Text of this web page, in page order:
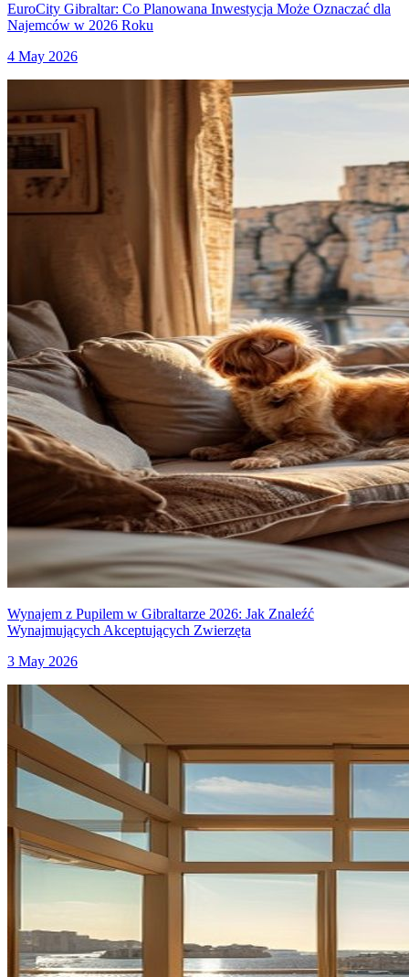
EuroCity Gibraltar: Co Planowana Inwestycja Może Oznaczać dla
Najemców w 2026 Roku
4 May 2026
Wynajem z Pupilem w Gibraltarze 2026: Jak Znaleźć
Wynajmujących Akceptujących Zwierzęta
3 May 2026